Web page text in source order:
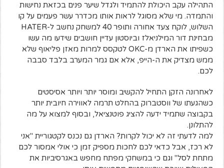
התהילה עקב היכולת להתמיד ולגדל שיער פנים בכזאת נחישות
והתמדה. מי שלא מסוגל לראות אותו מכדרר עשר פעמים על קו
השלוש, לוקח צעד אחורה ותופר 40 למשחק נחשב ל-HATER
מבחינת דור המילניאלז וביוסטון עדיין חושבים שידעו מה עשו
כשפיתו את הארדן מ-OKC לטקסס למרות מאזן פליאוף שלא
ממש מצדיק את ה-הייפ, אלא אם גמר המערב בלבד סבבה
לכם.
לאחרונה הזקן התחיל להקשיב ומוסר יותר ויותר אסיסטים
כשהגעתו של ווסטברוק בהחלט תרמה לאווירה חיובית יותר
בקבוצה שתמיד ידעה להציג פוטנציאל, ובסוף למצוא על מה
להתלונן.
למה לדעתי זה לא יכול לקרות? הארדן גם נכנס לקטגוריית "אני
לא רכז, אבל כדאי לכם לחכות מספיק זמן כי אולי אמסור לכם
מתחת לסל" וגם כי במשחקי מפתח מחפש באגרסיביות את